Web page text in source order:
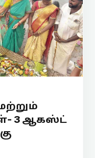
மற்றும்
3 ஆகஸ்ட்